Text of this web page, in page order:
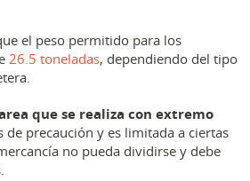
el peso permitido para los
26.5 toneladas, dependiendo del tipo
que se realiza con extremo
precaución y es limitada a ciertas
no pueda dividirse y debe